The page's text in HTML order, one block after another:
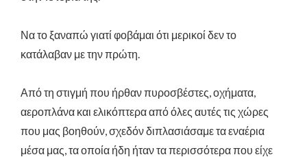
Να το ξαναπώ γιατί φοβάμαι ότι μερικοί δεν το
κατάλαβαν με την πρώτη.
Από τη στιγμή που ήρθαν πυροσβέστες, οχήματα,
αεροπλάνα και ελικόπτερα από όλες αυτές τις χώρες
που μας βοηθούν, σχεδόν διπλασιάσαμε τα εναέρια
μέσα μας, τα οποία ήδη ήταν τα περισσότερα που είχε